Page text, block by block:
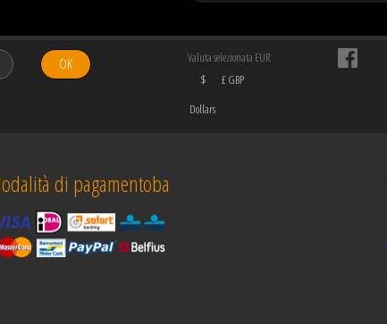
OK
Valuta selezionata EUR
$
Dollars
£ GBP
di pagamentoba